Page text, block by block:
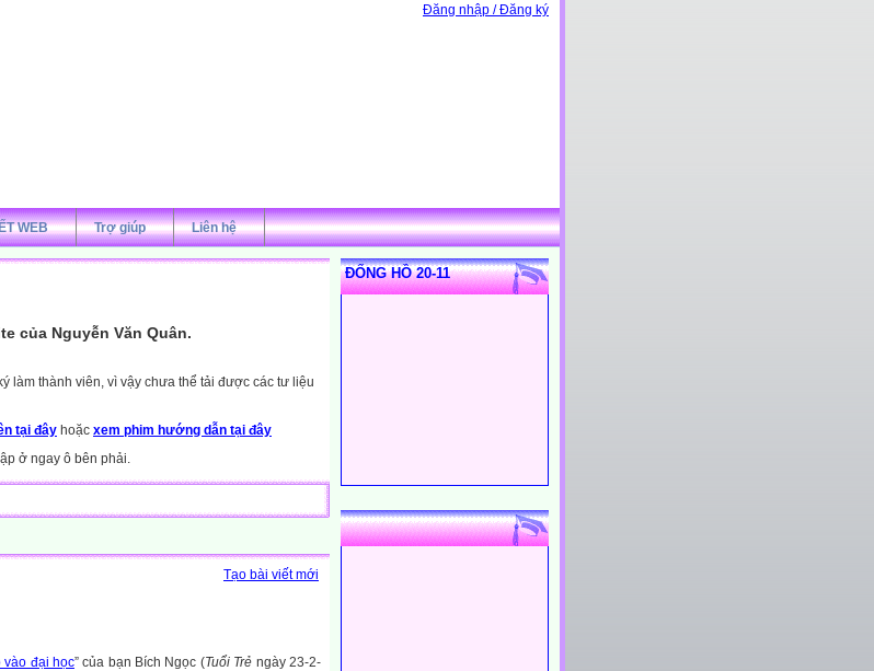
Đăng nhập / Đăng ký
WEB Trợ giúp Liên hệ
ĐỐNG HỒ 20-11
của Nguyễn Văn Quân.
làm thành viên, vì vậy chưa thể tải được các tư liệu
tại đây hoặc xem phim hướng dẫn tại đây
ở ngay ô bên phải.
Tạo bài viết mới
vào đại học” của bạn Bích Ngọc (Tuổi Trẻ ngày 23-2-